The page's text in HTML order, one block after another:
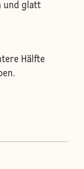
und glatt
Hälfte